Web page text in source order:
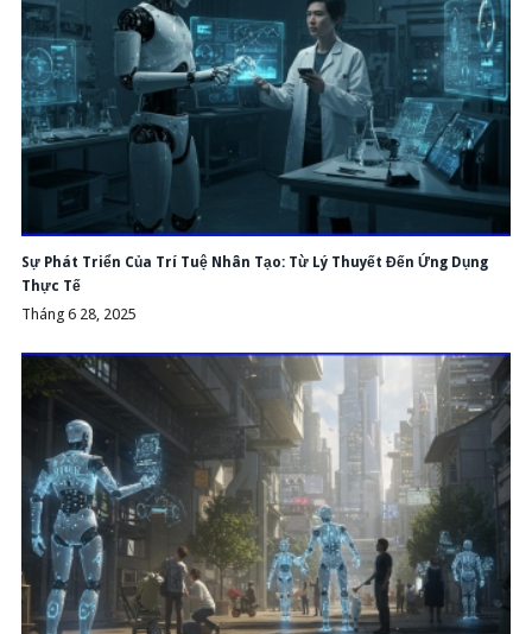
Sự Phát Triển Của Trí Tuệ Nhân Tạo: Từ Lý Thuyết Đến Ứng Dụng
Thực Tế
Tháng 6 28, 2025